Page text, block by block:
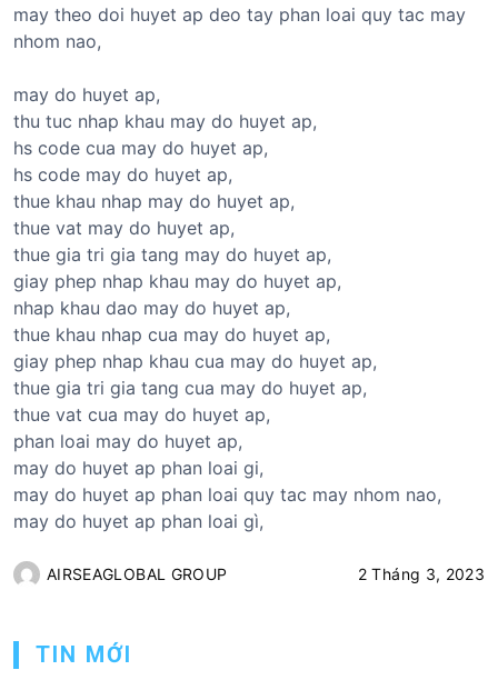
may theo doi huyet ap deo tay phan loai quy tac may
nhom nao,
may do huyet ap,
thu tuc nhap khau may do huyet ap,
hs code cua may do huyet ap,
hs code may do huyet ap,
thue khau nhap may do huyet ap,
thue vat may do huyet ap,
thue gia tri gia tang may do huyet ap,
giay phep nhap khau may do huyet ap,
nhap khau dao may do huyet ap,
thue khau nhap cua may do huyet ap,
giay phep nhap khau cua may do huyet ap,
thue gia tri gia tang cua may do huyet ap,
thue vat cua may do huyet ap,
phan loai may do huyet ap,
may do huyet ap phan loai gi,
may do huyet ap phan loai quy tac may nhom nao,
may do huyet ap phan loai gì,
AIRSEAGLOBAL GROUP 2 Tháng 3, 2023
TIN MỚI